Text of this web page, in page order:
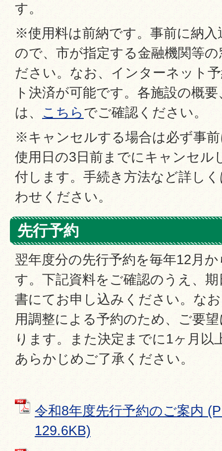
す。
※使用料は前納です。事前に納入
ので、市が指定する金融機関等
ださい。なお、インターネット
ト決済が可能です。各施設の概
は、 こちらでご確認ください。
※キャンセルする場合は必ず事
使用日の3日前までにキャンセル
付します。手続き方法など詳し
わせください。
先行予約
翌年度分の先行予約を毎年12月
す。下記資料をご確認のうえ、
書にてお申し込みください。な
用調整による予約のため、ご要
ります。また決定までに1ヶ月以
あらかじめご了承ください。
令和8年度先行予約のご案内
129.6KB)